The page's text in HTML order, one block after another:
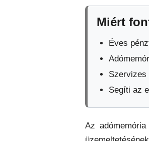
Miért
Éves
Szervizes
Segíti az
Az